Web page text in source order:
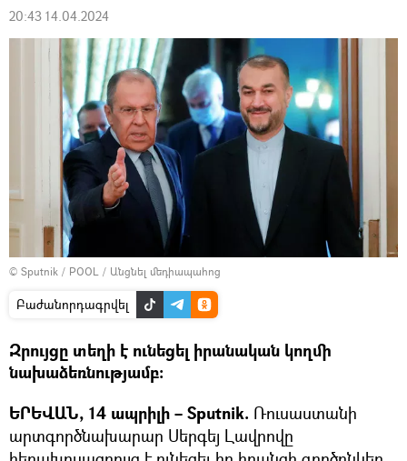
20:43 14.04.2024
© Sputnik / POOL / Անցնել մեդիապահոց
Բաժանորդագրվել
Զրույցը տեղի է ունեցել իրանական կողմի
նախաձեռնությամբ։
ԵՐԵՎԱՆ, 14 ապրիլի – Sputnik. Ռուսաստանի
արտգործնախարար Սերգեյ Լավրովը